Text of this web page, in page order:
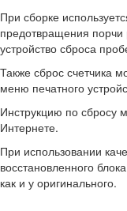
При сборке
предотвращения порчи
устройство сброса
Также сброс счетчика
меню печатного
Инструкцию по сбросу
Интернете.
При использовании
восстановленного
как и у оригинального.